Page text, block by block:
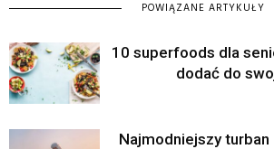
POWIĄZANE ARTYKUŁY
10 superfoods dla
dodać do
Najmodniejszy turban